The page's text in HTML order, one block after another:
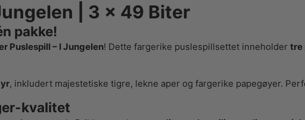
| 3 x 49 Biter
pakke!
Puslespill – I Jungelen! Dette fargerike puslespillsettet inneholder tre
, inkludert majestetiske tigre, lekne aper og fargerike papegøyer.
kvalitet